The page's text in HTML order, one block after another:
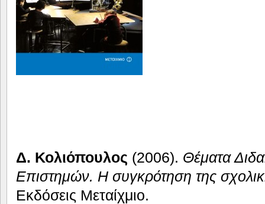
Δ. Κολιόπουλος (2006). Θέματα
Επιστημών. Η συγκρότηση της
Εκδόσεις Μεταίχμιο.